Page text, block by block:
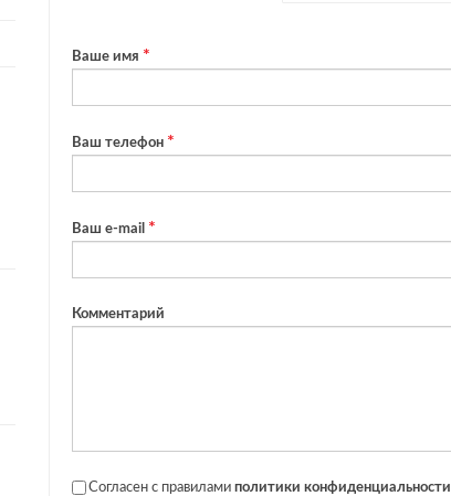
Ваше имя
Ваш телефон
Ваш e-mail
Комментарий
Согласен с правилами политики конфиденциальности